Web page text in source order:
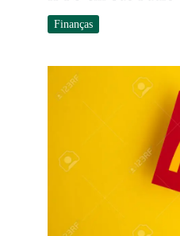
Finanças